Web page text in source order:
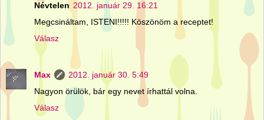
Névtelen 2012. január 29. 16:21
Megcsináltam, ISTENI!!!!! Köszönöm a receptet!
Válasz
Max
2012. január 30. 5:49
Nagyon örülök, bár egy nevet írhattál volna.
Válasz